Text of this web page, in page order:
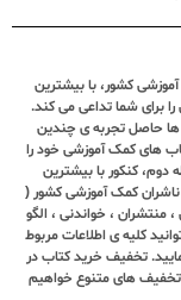
کشور، با بیشترین
برای شما تداعی می کند.
ها حاصل تجربه ی چندین
های کمک آموزشی خود را
کنکور با بیشترین
کمک آموزشی کشور (
منتشران ، خواندنی ، الگو
کلیه ی اطلاعات مربوط
تخفیف خرید کتاب در
تخفیف های متنوع خواهیم